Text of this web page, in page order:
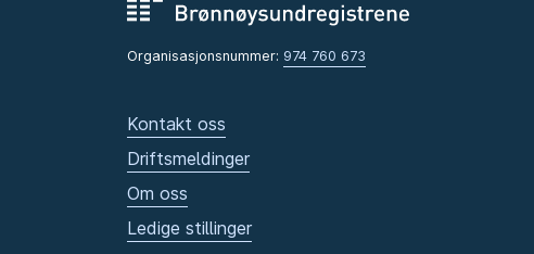
Organisasjonsnummer: 974 760 673
Kontakt oss
Driftsmeldinger
Om oss
Ledige stillinger